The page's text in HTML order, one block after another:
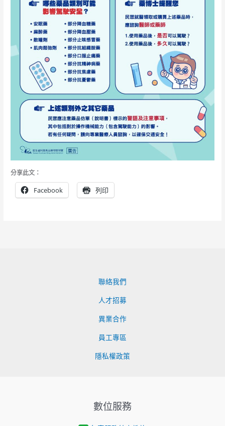
分享此文：
Facebook 列印
聯絡我們
人才招募
異業合作
員工專區
隱私權政策
數位服務